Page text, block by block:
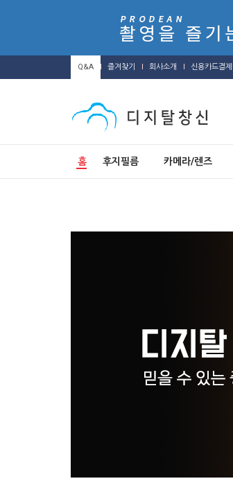
Q&A 즐겨찾기 회사소개 신용카드결
홈 후지필름 카메라/렌즈